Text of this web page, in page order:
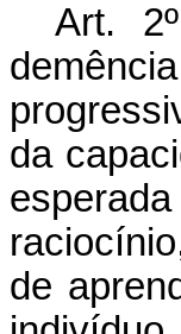
Art.
da
de